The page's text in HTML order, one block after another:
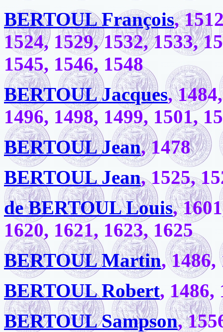
BERTOUL François,
1524, 1529, 1532, 1533,
1545, 1546, 1548
BERTOUL Jacques,
1496, 1498, 1499, 1501,
BERTOUL Jean, 1478
BERTOUL Jean, 1525,
de BERTOUL Louis,
1620, 1621, 1623, 1625
BERTOUL Martin, 1486,
BERTOUL Robert, 1486,
BERTOUL Sampson,